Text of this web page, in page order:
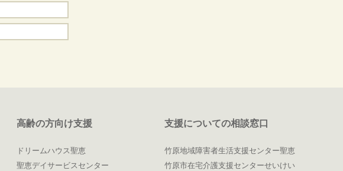
高齢の方向け支援
ドリームハウス聖恵
聖恵デイサービスセンター
支援についての相談窓口
竹原地域障害者生活支援センター聖恵
竹原市在宅介護支援センターせいけい